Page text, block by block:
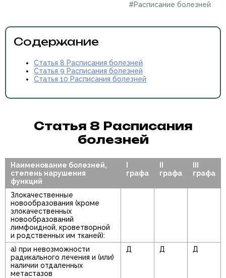
#Расписание болезней
Содержание
Статья 8 Расписания болезней
Статья 9 Расписания болезней
Статья 10 Расписания болезней
Статья 8 Расписания
болезней
Наименование болезней,
степень нарушения
функций
I
графа
II
графа
III
графа
Злокачественные
новообразования (кроме
злокачественных
новообразований
лимфоидной, кроветворной
и родственных им тканей):
а) при невозможности
радикального лечения и (или)
наличии отдаленных
метастазов
Д Д Д